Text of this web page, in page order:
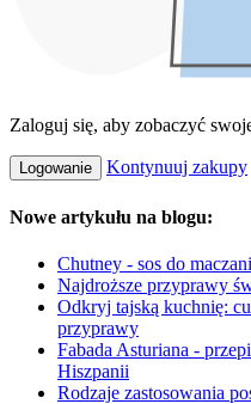
Zaloguj się, aby zobaczyć
Logowanie Kontynuuj zakupy
Nowe artykułu na blogu:
Chutney - sos do
Najdroższe przyprawy
Odkryj tajską kuchnię:
przyprawy
Fabada Asturiana -
Hiszpanii
Rodzaje zastosowania